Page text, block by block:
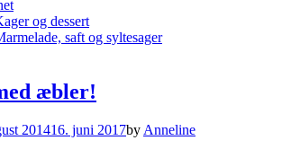
og dessert
saft og syltesager
æbler!
201416. juni 2017by Anneline